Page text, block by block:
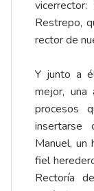
Restrepo,
rector de
Y junto a
mejor, una
procesos
insertarse
Manuel, un
fiel
Rectoría